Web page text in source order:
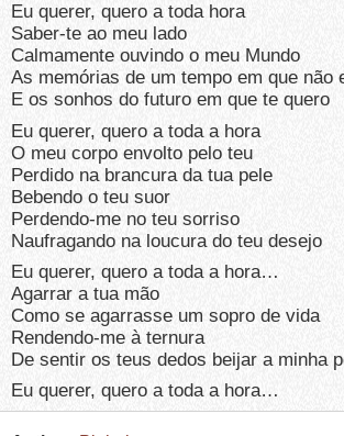
Eu querer, quero a toda hora
Saber-te ao meu lado
Calmamente ouvindo o meu Mundo
As memórias de um tempo em que não
E os sonhos do futuro em que te quero
Eu querer, quero a toda a hora
O meu corpo envolto pelo teu
Perdido na brancura da tua pele
Bebendo o teu suor
Perdendo-me no teu sorriso
Naufragando na loucura do teu desejo
Eu querer, quero a toda a hora…
Agarrar a tua mão
Como se agarrasse um sopro de vida
Rendendo-me à ternura
De sentir os teus dedos beijar a minha
Eu querer, quero a toda a hora…